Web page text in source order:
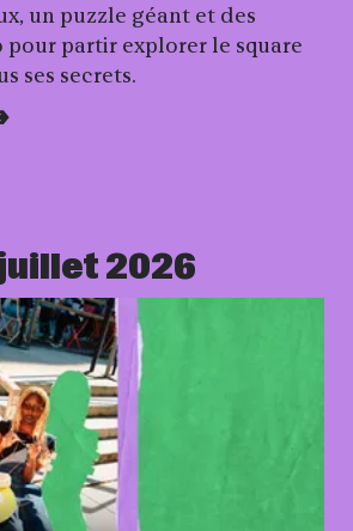
un puzzle géant et des
pour partir explorer le square
ses secrets.
2026